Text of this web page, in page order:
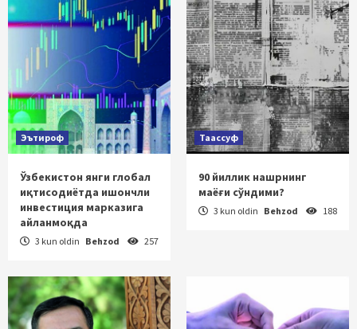
Эътироф
Ўзбекистон янги глобал
иқтисодиётда ишончли
инвестиция марказига
айланмоқда
3 kun oldin Behzod 257
Таассуф
90 йиллик нашрнинг
маёғи сўндими?
3 kun oldin Behzod 188